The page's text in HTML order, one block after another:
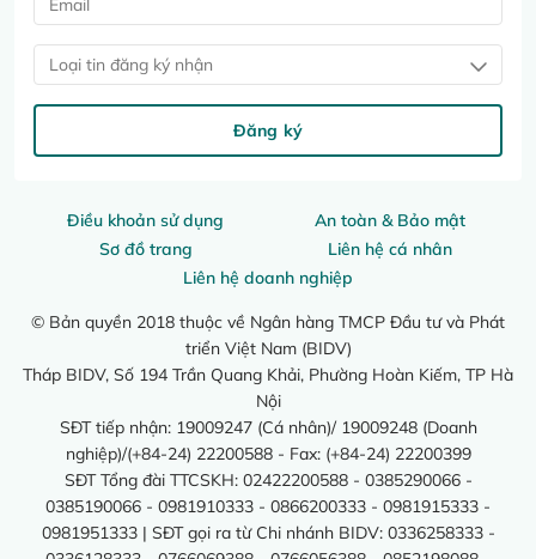
Điều khoản sử dụng
An toàn & Bảo mật
Sơ đồ trang
Liên hệ cá nhân
Liên hệ doanh nghiệp
© Bản quyền 2018 thuộc về Ngân hàng TMCP Đầu tư và Phát
triển Việt Nam (BIDV)
Tháp BIDV, Số 194 Trần Quang Khải, Phường Hoàn Kiếm, TP Hà
Nội
SĐT tiếp nhận: 19009247 (Cá nhân)/ 19009248 (Doanh
nghiệp)/(+84-24) 22200588 - Fax: (+84-24) 22200399
SĐT Tổng đài TTCSKH: 02422200588 - 0385290066 -
0385190066 - 0981910333 - 0866200333 - 0981915333 -
0981951333 | SĐT gọi ra từ Chi nhánh BIDV: 0336258333 -
Loại tin đăng ký nhận
Đăng ký